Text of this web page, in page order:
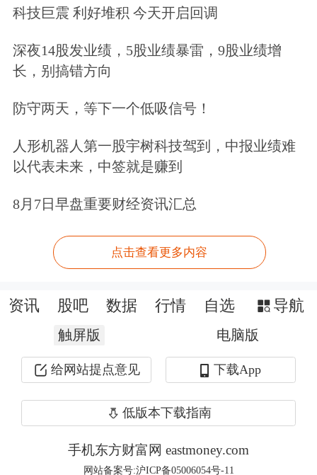
70只股票涨停。动物疫苗概念股表现活
跃， 生物股份 涨停。
等多股涨停。
科技巨震 利好堆积 今天开启回调
深夜14股发业绩，5股业绩暴雷，9股业绩增
长，别搞错方向
防守两天，等下一个低吸信号！
人形机器人第一股宇树科技驾到，中报业绩难
以代表未来，中签就是赚到
8月7日早盘重要财经资讯汇总
点击查看更多内容
资讯 股吧 数据 行情 自选 导航
触屏版 电脑版
给网站提点意见 下载App
低版本下载指南
手机东方财富网 eastmoney.com
网站备案号:沪ICP备05006054号-11